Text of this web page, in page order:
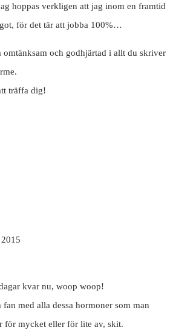
hoppas verkligen att jag inom en framtid
för det tär att jobba 100%…
omtänksam och godhjärtad i allt du skriver
träffa dig!
kvar nu, woop woop!
fan med alla dessa hormoner som man
för mycket eller för lite av, skit.